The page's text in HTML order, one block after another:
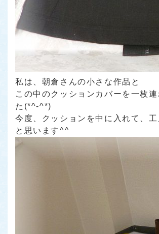
私は、朝倉さんの小さな作品と
この中のクッションカバーを一枚
た(*^-^*)
今度、クッションを中に入れて、
と思います^^